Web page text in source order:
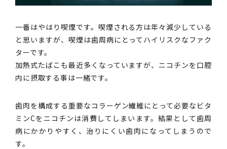
一番はやはり喫煙です。喫煙される方は年々減少している
と思いますが、喫煙は歯周病にとってハイリスクなファク
ターです。
加熱式たばこも最近多くなっていますが、ニコチンを口腔
内に摂取する事は一緒です。
歯肉を構成する重要なコラーゲン繊維にとって必要なビタ
ミンCをニコチンは消費してしまいます。結果として歯周
病にかかりやすく、治りにくい歯肉になってしまうので
す。